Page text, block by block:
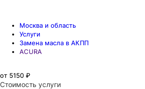
Москва и область
Услуги
Замена масла в АКПП
ACURA
от 5150 ₽
Стоимость услуги